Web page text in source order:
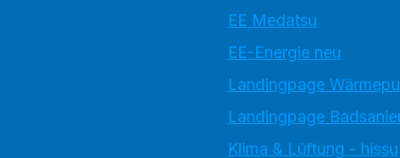
EE Medatsu
EE-Energie neu
Landingpage
Landingpage
Klima & Lüftung - hissu